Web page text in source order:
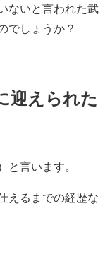
ないと言われた武
でしょうか？
迎えられた
言います。
えるまでの経歴な